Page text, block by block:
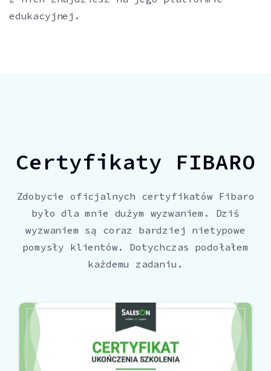
edukacyjnej.
Certyfikaty FIBARO
Zdobycie oficjalnych certyfikatów Fibaro
było dla mnie dużym wyzwaniem. Dziś
wyzwaniem są coraz bardziej nietypowe
pomysły klientów. Dotychczas podołałem
każdemu zadaniu.